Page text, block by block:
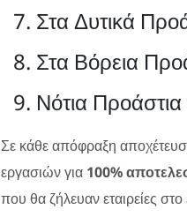
Στα Δυτικά
Στα Βόρεια
Νότια Προάστια
Σε κάθε απόφραξη
εργασιών για 100%
που θα ζήλευαν εταιρείες